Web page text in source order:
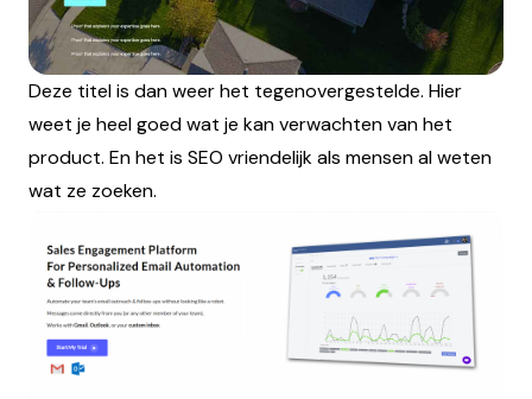
Deze titel is dan weer het tegenovergestelde. Hier
weet je heel goed wat je kan verwachten van het
product. En het is SEO vriendelijk als mensen al weten
wat ze zoeken.